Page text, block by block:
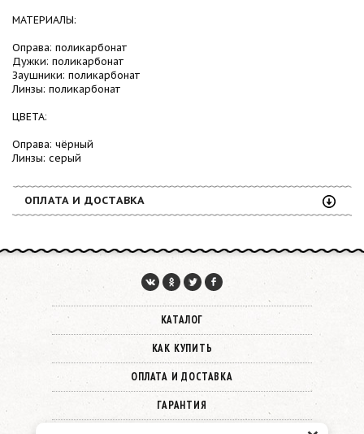
МАТЕРИАЛЫ:
Оправа: поликарбонат
Дужки: поликарбонат
Заушники: поликарбонат
Линзы: поликарбонат
ЦВЕТА:
Оправа: чёрный
Линзы: серый
ОПЛАТА И ДОСТАВКА
КАТАЛОГ
КАК КУПИТЬ
ОПЛАТА И ДОСТАВКА
ГАРАНТИЯ